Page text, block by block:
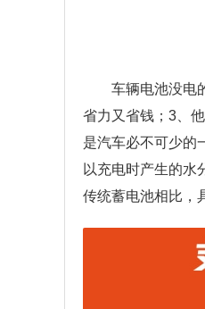
车辆电池没电
省力又省钱；3、
是汽车必不可少的
以充电时产生的水
传统蓄电池相比，